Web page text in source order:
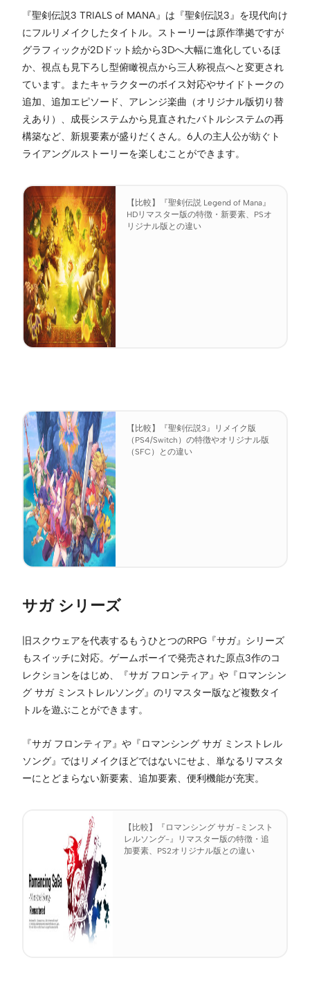
『聖剣伝説3 TRIALS of MANA』は『聖剣伝説3』を現代向け
にフルリメイクしたタイトル。ストーリーは原作準拠ですが
グラフィックが2Dドット絵から3Dへ大幅に進化しているほ
か、視点も見下ろし型俯瞰視点から三人称視点へと変更され
ています。またキャラクターのボイス対応やサイドトークの
追加、追加エピソード、アレンジ楽曲（オリジナル版切り替
えあり）、成長システムから見直されたバトルシステムの再
構築など、新規要素が盛りだくさん。6人の主人公が紡ぐト
ライアングルストーリーを楽しむことができます。
【比較】『聖剣伝説 Legend of Mana』
HDリマスター版の特徴・新要素、PSオ
リジナル版との違い
【比較】『聖剣伝説3』リメイク版
（PS4/Switch）の特徴やオリジナル版
（SFC）との違い
サガ シリーズ
旧スクウェアを代表するもうひとつのRPG『サガ』シリーズ
もスイッチに対応。ゲームボーイで発売された原点3作のコ
レクションをはじめ、『サガ フロンティア』や『ロマンシン
グ サガ ミンストレルソング』のリマスター版など複数タイ
トルを遊ぶことができます。
『サガ フロンティア』や『ロマンシング サガ ミンストレル
ソング』ではリメイクほどではないにせよ、単なるリマスタ
ーにとどまらない新要素、追加要素、便利機能が充実。
【比較】『ロマンシング サガ -ミンスト
レルソング-』リマスター版の特徴・追
加要素、PS2オリジナル版との違い